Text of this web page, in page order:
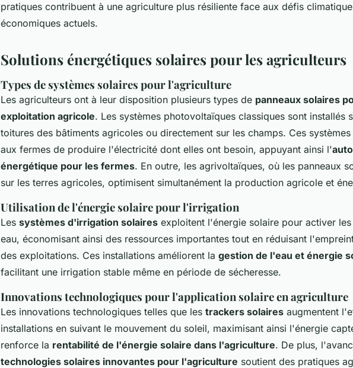
pratiques contribuent à une agriculture plus résiliente face aux défis
économiques actuels.
Solutions énergétiques solaires pour les agriculteurs
Types de systèmes solaires pour l'agriculture
Les agriculteurs ont à leur disposition plusieurs types de panneaux solaires
exploitation agricole. Les systèmes photovoltaïques classiques sont installés
toitures des bâtiments agricoles ou directement sur les champs. Ces
aux fermes de produire l'électricité dont elles ont besoin, appuyant ainsi l'
énergétique pour les fermes. En outre, les agrivoltaïques, où les panneaux
sur les terres agricoles, optimisent simultanément la production agricole et
Utilisation de l'énergie solaire pour l'irrigation
Les systèmes d'irrigation solaires exploitent l'énergie solaire pour activer
eau, économisant ainsi des ressources importantes tout en réduisant
des exploitations. Ces installations améliorent la gestion de l'eau et énergie
facilitant une irrigation stable même en période de sécheresse.
Innovations technologiques pour l'application solaire en agriculture
Les innovations technologiques telles que les trackers solaires augmentent
installations en suivant le mouvement du soleil, maximisant ainsi l'énergie
renforce la rentabilité de l'énergie solaire dans l'agriculture. De plus,
technologies solaires innovantes pour l'agriculture soutient des pratiques